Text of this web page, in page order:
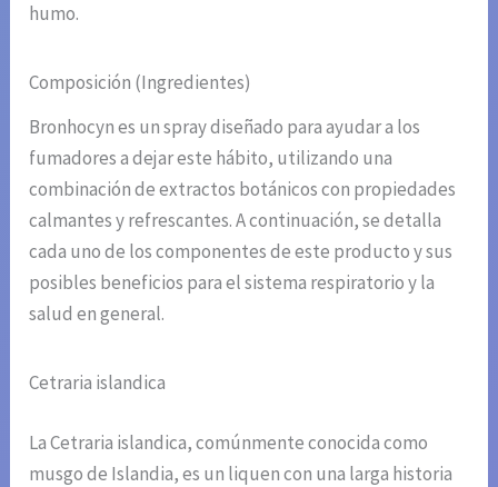
humo.
Composición (Ingredientes)
Bronhocyn es un spray diseñado para ayudar a los
fumadores a dejar este hábito, utilizando una
combinación de extractos botánicos con propiedades
calmantes y refrescantes. A continuación, se detalla
cada uno de los componentes de este producto y sus
posibles beneficios para el sistema respiratorio y la
salud en general.
Cetraria islandica
La Cetraria islandica, comúnmente conocida como
musgo de Islandia, es un liquen con una larga historia